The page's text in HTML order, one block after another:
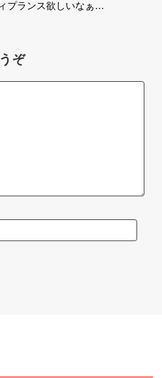
プランス欲しいなぁ…
ぞ